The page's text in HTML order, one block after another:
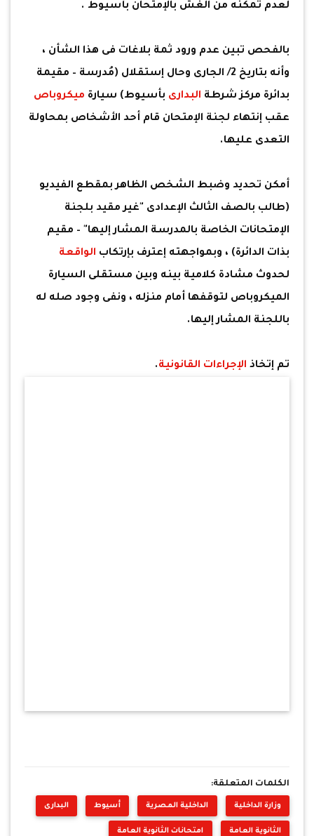
لعدم تمكنه من الغش بالإمتحان بأسيوط .
بالفحص تبين عدم ورود ثمة بلاغات فى هذا الشأن ،
وأنه بتاريخ 2/ الجارى وحال إستقلال (مُدرسة – مقيمة
بدائرة مركز شرطة البدارى بأسيوط) سيارة ميكروباص
عقب إنتهاء لجنة الإمتحان قام أحد الأشخاص بمحاولة
التعدى عليها.
أمكن تحديد وضبط الشخص الظاهر بمقطع الفيديو
(طالب بالصف الثالث الإعدادى "غير مقيد بلجنة
الإمتحانات الخاصة بالمدرسة المشار إليها" – مقيم
بذات الدائرة) ، وبمواجهته إعترف بإرتكاب الواقعة
لحدوث مشادة كلامية بينه وبين مستقلى السيارة
الميكروباص لتوقفها أمام منزله ، ونفى وجود صله له
باللجنة المشار إليها.
تم إتخاذ الإجراءات القانونية.
الكلمات المتعلقة:
وزارة الداخلية الداخلية المصرية أسيوط البدارى
الثانوية العامة امتحانات الثانوية العامة